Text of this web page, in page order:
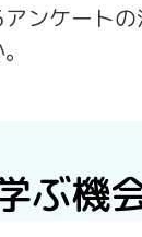
ンケート
ぶ機